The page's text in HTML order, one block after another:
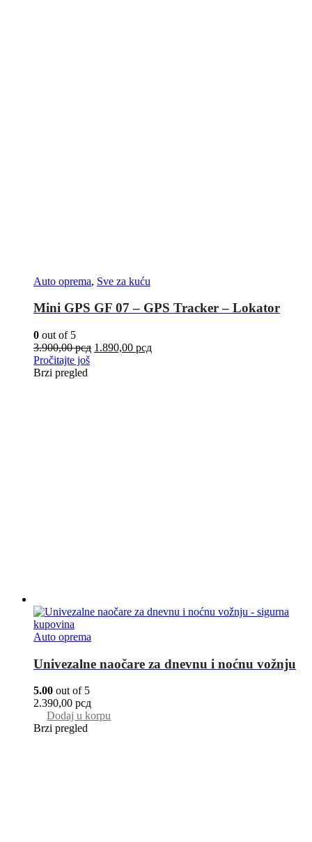
Auto oprema, Sve za kuću
Mini GPS GF 07 – GPS Tracker – Lokator
0 out of 5
3.900,00рсд 1.890,00 рсд
Pročitajte još
Brzi pregled
Auto oprema
Univezalne naočare za dnevnu i noćnu vožnju
5.00 out of 5
2.390,00 рсд
Dodaj u korpu
Brzi pregled